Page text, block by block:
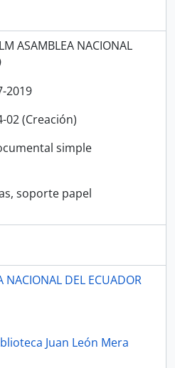
ASAMBLEA NACIONAL
2019
02 (Creación)
simple
soporte papel
NACIONAL DEL ECUADOR
Juan León Mera